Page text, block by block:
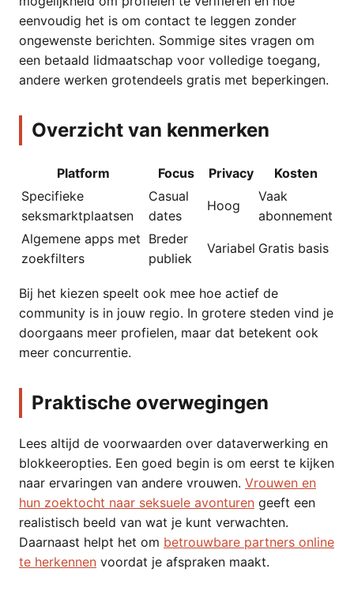
eenvoudig het is om contact te leggen zonder
ongewenste berichten. Sommige sites vragen om
een betaald lidmaatschap voor volledige toegang,
andere werken grotendeels gratis met beperkingen.
Overzicht van kenmerken
Platform Focus Privacy
Kosten
Specifieke
seksmarktplaatsen
Casual
dates
Hoog
Vaak
abonnement
Algemene apps met
zoekfilters
Breder
publiek
Variabel Gratis basis
Bij het kiezen speelt ook mee hoe actief de
community is in jouw regio. In grotere steden vind je
doorgaans meer profielen, maar dat betekent ook
meer concurrentie.
Praktische overwegingen
Lees altijd de voorwaarden over dataverwerking en
blokkeeropties. Een goed begin is om eerst te kijken
naar ervaringen van andere vrouwen. Vrouwen en
hun zoektocht naar seksuele avonturen geeft een
realistisch beeld van wat je kunt verwachten.
Daarnaast helpt het om betrouwbare partners online
te herkennen voordat je afspraken maakt.